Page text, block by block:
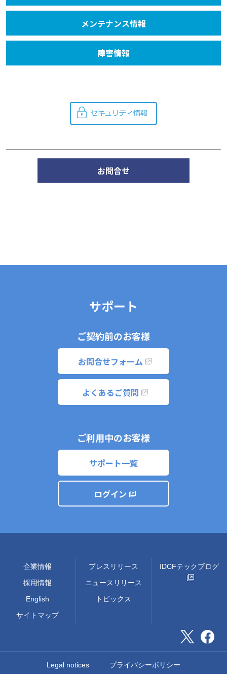
メンテナンス情報
障害情報
お問合せ
サポート
ご契約前のお客様
お問合せフォーム
よくあるご質問
ご利用中のお客様
サポート一覧
ログイン
企業情報
採用情報
English
サイトマップ
プレスリリース
ニュースリリース
トピックス
IDCFテックブログ
Legal notices プライバシーポリシー